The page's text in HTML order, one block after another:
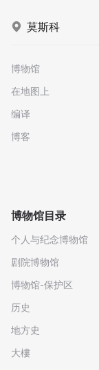
莫斯科
博物馆
在地图上
编译
博客
博物馆目录
个人与纪念博物馆
剧院博物馆
博物馆-保护区
历史
地方史
大樓